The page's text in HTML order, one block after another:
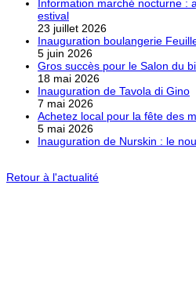
Information marché nocturne :
estival
23 juillet 2026
Inauguration boulangerie
5 juin 2026
Gros succès pour le Salon du
18 mai 2026
Inauguration de Tavola di Gino
7 mai 2026
Achetez local pour la fête des
5 mai 2026
Inauguration de Nurskin : le
Retour à l'actualité